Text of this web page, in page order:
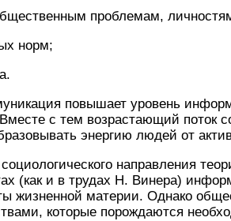
проблемам,
норм;
повышает уровень
с тем возрастающий поток
энергию людей от
направления
(как и в трудах Н. Винера)
жизненной материи. Однако
которые порождаются